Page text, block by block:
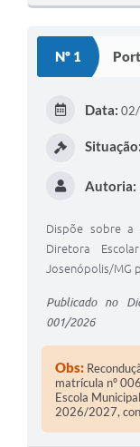
Nº 1
Data:
Situação:
Autoria:
Dispõe sobre a
Diretora
Josenópolis/MG
Publicado no
001/2026
Obs:
matrícula nº
Escola
2026/2027,